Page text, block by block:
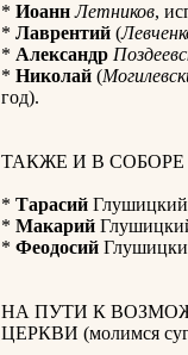
* Иоанн Летников,
* Лаврентий (
* Александр
* Николай (
год).
ТАКЖЕ И В
* Тарасий
* Макарий
* Феодосий
НА ПУТИ К
ЦЕРКВИ (молимся